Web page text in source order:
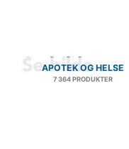
APOTEK OG HELSE
7 364 PRODUKTER